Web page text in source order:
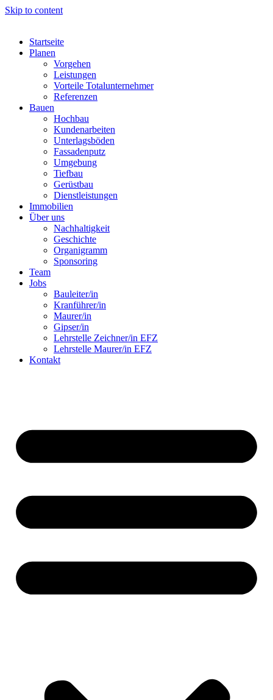
Skip to content
Startseite
Planen
Vorgehen
Leistungen
Vorteile Totalunternehmer
Referenzen
Bauen
Hochbau
Kundenarbeiten
Unterlagsböden
Fassadenputz
Umgebung
Tiefbau
Gerüstbau
Dienstleistungen
Immobilien
Über uns
Nachhaltigkeit
Geschichte
Organigramm
Sponsoring
Team
Jobs
Bauleiter/in
Kranführer/in
Maurer/in
Gipser/in
Lehrstelle Zeichner/in EFZ
Lehrstelle Maurer/in EFZ
Kontakt